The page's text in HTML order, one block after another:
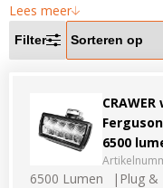
Gratis lichtplan
Klantenservice
0597-234500
info@ledhandel24.nl
+31611204496
Lees meer
Filter
6500
6500 Lumen
Plug &